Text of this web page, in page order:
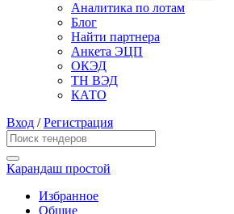
Аналитика по лотам
Блог
Найти партнера
Анкета ЭЦП
ОКЭД
ТН ВЭД
КАТО
Вход /Регистрация
Карандаш простой
Избранное
Общие